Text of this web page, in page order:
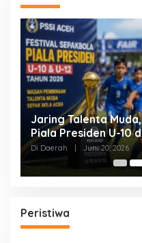
Jaring Talenta
Piala Presiden U-10
Di Daerah | Juni 20, 2026
Peristiwa